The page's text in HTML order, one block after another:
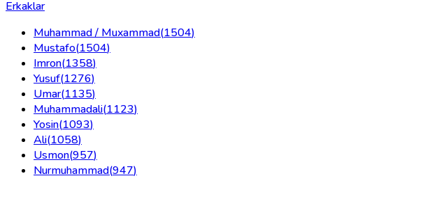
Erkaklar
Muhammad / Muxammad(1504)
Mustafo(1504)
Imron(1358)
Yusuf(1276)
Umar(1135)
Muhammadali(1123)
Yosin(1093)
Ali(1058)
Usmon(957)
Nurmuhammad(947)